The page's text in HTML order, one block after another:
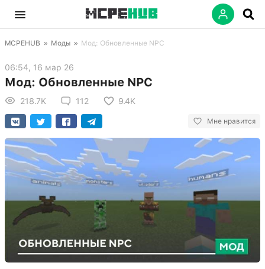
MCPEHUB » Моды » Мод: Обновленные NPC
06:54, 16 мар 26
Мод: Обновленные NPC
218.7K 112 9.4K
Мне нравится